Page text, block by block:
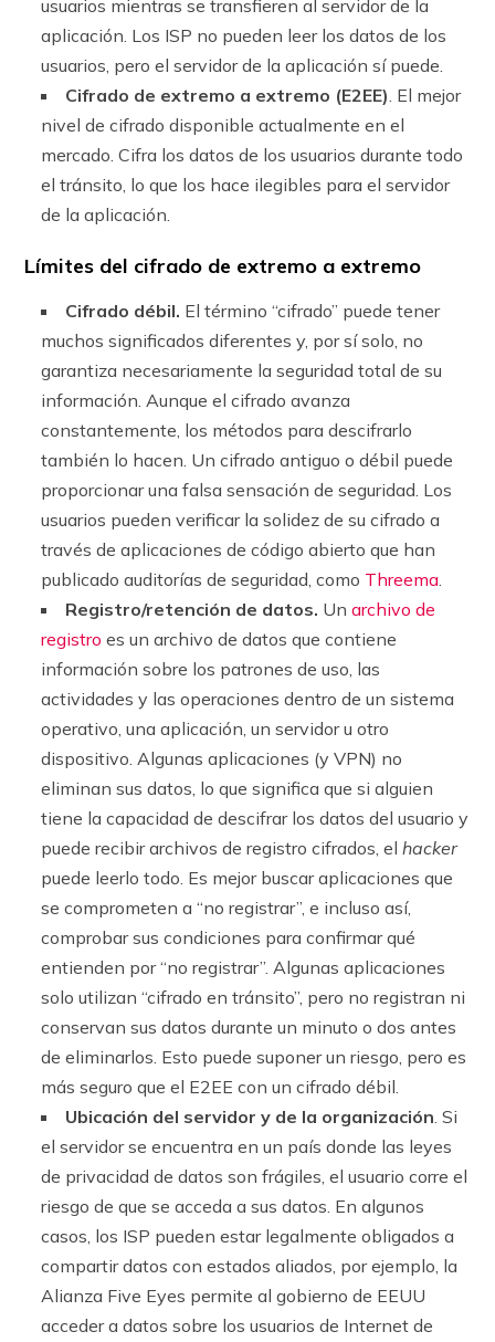
usuarios mientras se transfieren al servidor de la
aplicación. Los ISP no pueden leer los datos de los
usuarios, pero el servidor de la aplicación sí puede.
Cifrado de extremo a extremo (E2EE) . El mejor
nivel de cifrado disponible actualmente en el
mercado. Cifra los datos de los usuarios durante todo
el tránsito, lo que los hace ilegibles para el servidor
de la aplicación.
Límites del cifrado de extremo a extremo
Cifrado débil. El término “cifrado” puede tener
muchos significados diferentes y, por sí solo, no
garantiza necesariamente la seguridad total de su
información. Aunque el cifrado avanza
constantemente, los métodos para descifrarlo
también lo hacen. Un cifrado antiguo o débil puede
proporcionar una falsa sensación de seguridad. Los
usuarios pueden verificar la solidez de su cifrado a
través de aplicaciones de código abierto que han
publicado auditorías de seguridad, como Threema
Registro/retención de datos. Un archivo de
registro es un archivo de datos que contiene
información sobre los patrones de uso, las
actividades y las operaciones dentro de un sistema
operativo, una aplicación, un servidor u otro
dispositivo. Algunas aplicaciones (y VPN) no
eliminan sus datos, lo que significa que si alguien
tiene la capacidad de descifrar los datos del usuario y
puede recibir archivos de registro cifrados, elhacker
puede leerlo todo. Es mejor buscar aplicaciones que
se comprometen a “no registrar”, e incluso así,
comprobar sus condiciones para confirmar qué
entienden por “no registrar”. Algunas aplicaciones
solo utilizan “cifrado en tránsito”, pero no registran ni
conservan sus datos durante un minuto o dos antes
de eliminarlos. Esto puede suponer un riesgo, pero es
más seguro que el E2EE con un cifrado débil.
Ubicación del servidor y de la organización . Si
el servidor se encuentra en un país donde las leyes
de privacidad de datos son frágiles, el usuario corre el
riesgo de que se acceda a sus datos. En algunos
casos, los ISP pueden estar legalmente obligados a
compartir datos con estados aliados, por ejemplo, la
Alianza Five Eyes permite al gobierno de EEUU
acceder a datos sobre los usuarios de Internet de